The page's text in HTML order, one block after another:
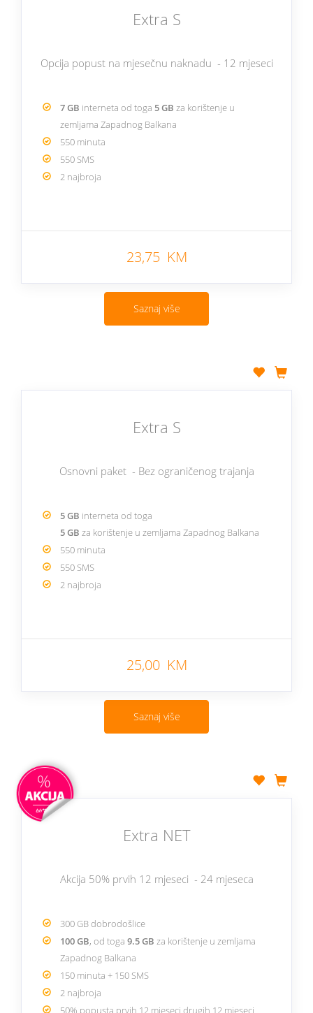
Extra S
Opcija popust na mjesečnu naknadu - 12 mjeseci
7 GB interneta od toga 5 GB za korištenje u
zemljama Zapadnog Balkana
550 minuta
550 SMS
2 najbroja
23,75 KM
Saznaj više
Extra S
Osnovni paket - Bez ograničenog trajanja
5 GB interneta od toga
5 GB za korištenje u zemljama Zapadnog Balkana
550 minuta
550 SMS
2 najbroja
25,00 KM
Saznaj više
Extra NET
Akcija 50% prvih 12 mjeseci - 24 mjeseca
300 GB dobrodošlice
100 GB, od toga 9.5 GB za korištenje u zemljama
Zapadnog Balkana
150 minuta + 150 SMS
2 najbroja
50% popusta prvih 12 mjeseci drugih 12 mjeseci